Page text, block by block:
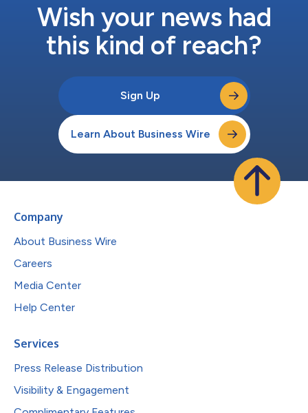
Wish your news had
this kind of reach?
Sign Up
Learn About Business Wire
Company
About Business Wire
Careers
Media Center
Help Center
Services
Press Release Distribution
Visibility & Engagement